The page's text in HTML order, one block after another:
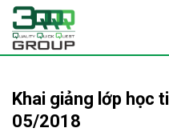
Skip
content
Khai giảng lớp học
05/2018